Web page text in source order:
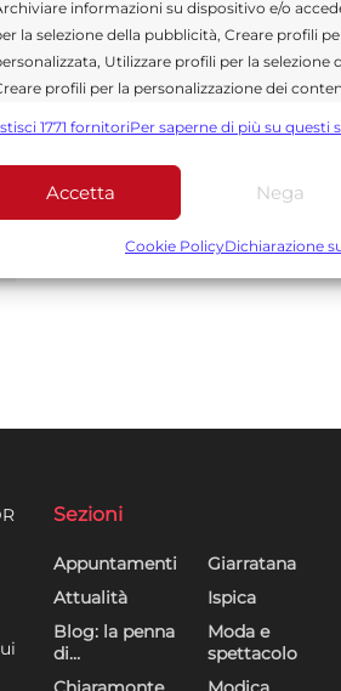
informazioni su dispositivo e/o
la selezione della pubblicità, Creare profili
Utilizzare profili per la selezione
profili per la personalizzazione dei
Utilizzare dati limitati per la selezione dei
Funzionalità
Abbinare e combinare dati provenienti da altre
e contenuto, Salvare e
1771 fornitoriPer saperne di più su questi
Accetta Nega
Cookie PolicyDichiarazione
kg subito: menu'
3 GENNAIO 2020
subito, fino a 2 kg, è tra le
depurative più seguite
Sezioni
Appuntamenti
Attualità
Blog: la penna
di…
Giarratana
Ispica
Moda e
spettacolo